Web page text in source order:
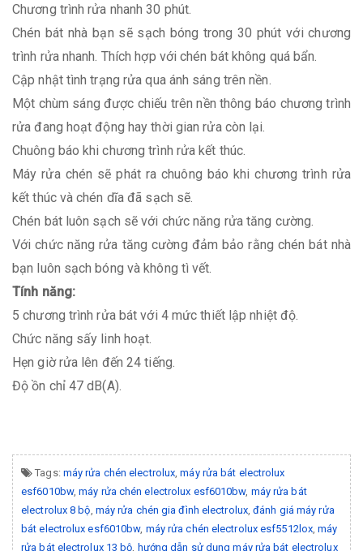
Chương trình rửa nhanh 30 phút.
Chén bát nhà bạn sẽ sạch bóng trong 30 phút với chương
trình rửa nhanh. Thích hợp với chén bát không quá bẩn.
Cập nhật tình trạng rửa qua ánh sáng trên nền.
Một chùm sáng được chiếu trên nền thông báo chương trình
rửa đang hoạt động hay thời gian rửa còn lại.
Chuông báo khi chương trình rửa kết thúc.
Máy rửa chén sẽ phát ra chuông báo khi chương trình rửa
kết thúc và chén dĩa đã sạch sẽ.
Chén bát luôn sạch sẽ với chức năng rửa tăng cường.
Với chức năng rửa tăng cường đảm bảo rằng chén bát nhà
bạn luôn sạch bóng và không tì vết.
Tính năng:
5 chương trình rửa bát với 4 mức thiết lập nhiệt độ.
Chức năng sấy linh hoạt.
Hẹn giờ rửa lên đến 24 tiếng.
Độ ồn chỉ 47 dB(A).
Tags: máy rửa chén electrolux ,máy rửa bát electrolux
esf6010bw,máy rửa chén electrolux esf6010bw, máy rửa bát
electrolux 8 bộ máy rửa chén gia đình electrolux,đánh giá máy rửa
bát electrolux esf6010bw, máy rửa chén electrolux esf5512lox ,máy
rửa bát electrolux 13 bộ hướng dẫn sử dụng máy rửa bát electrolux